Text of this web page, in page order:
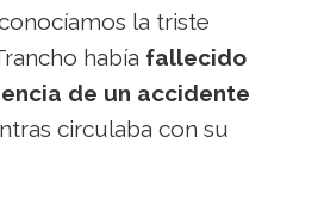
la triste
había fallecido
de un accidente
circulaba con su